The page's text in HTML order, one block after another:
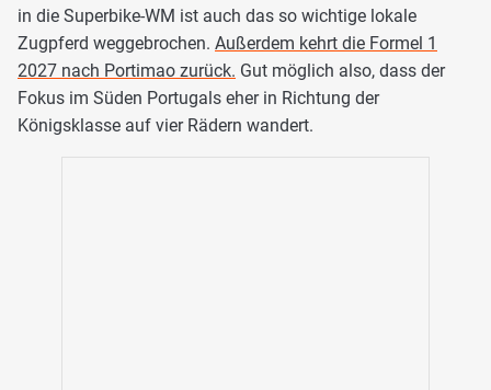
in die Superbike-WM ist auch das so wichtige lokale
Zugpferd weggebrochen. Außerdem kehrt die Formel 1
2027 nach Portimao zurück. Gut möglich also, dass der
Fokus im Süden Portugals eher in Richtung der
Königsklasse auf vier Rädern wandert.